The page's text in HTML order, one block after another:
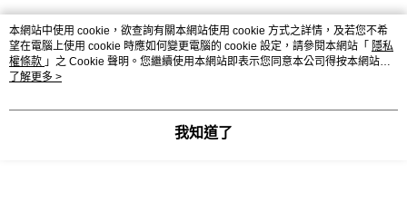
熱門標籤
本網站中使用 cookie，欲查詢有關本網站使用 cookie 方式之詳情，及若您不希
望在電腦上使用 cookie 時應如何變更電腦的 cookie 設定，請參閱本網站「 隱私
權條款 」之 Cookie 聲明。您繼續使用本網站即表示您同意本公司得按本網站使
用條款之 Cookie 聲明使用 cookie。
了解更多 >
我知道了